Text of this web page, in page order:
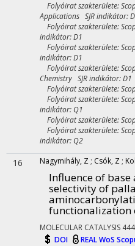
Folyóirat szakterülete:
Applications SJR indikátor:
Folyóirat szakterülete:
indikátor: D1
Folyóirat szakterülete:
indikátor: D1
Folyóirat szakterülete:
Chemistry SJR indikátor: D1
Folyóirat szakterülete:
Folyóirat szakterülete:
indikátor: Q1
Folyóirat szakterülete:
Folyóirat szakterülete:
indikátor: Q2
16 Nagymihály, Z ; Csók, Z ;
Influence of
selectivity of
functionalization
MOLECULAR CATALYSIS 444
DOI
REALWoS